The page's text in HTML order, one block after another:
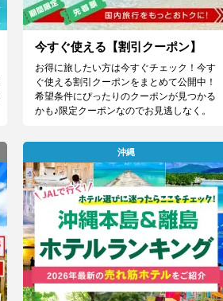
今すぐ使える【割引クーポン】
お得に旅したい方は今すぐチェック！今す
ぐ使える割引クーポンをまとめて公開中！
希望条件にぴったりのクーポンが見つかる
かも♪限定クーポンなのでお見逃しなく。
沖縄